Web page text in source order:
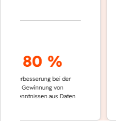
80 %
bei der
Gewinnung von
aus Daten